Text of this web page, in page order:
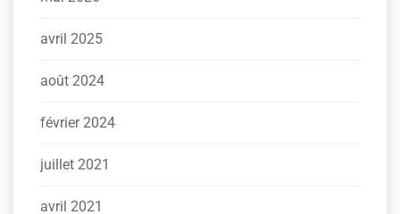
avril 2025
août 2024
février 2024
juillet 2021
avril 2021